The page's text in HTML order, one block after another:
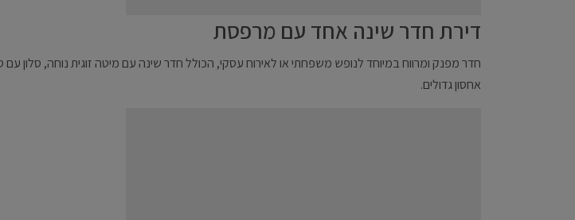
דירת חדר שינה אחד עם מרפסת
חדר מפנק ומרווח במיוחד לנופש משפחתי או לאירוח עסקי, הכולל חדר שינה עם מיטה זוגית נוחה,
אחסון גדולים.